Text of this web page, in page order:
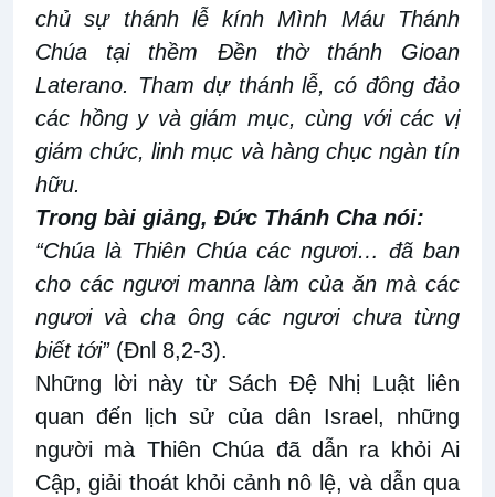
chủ sự thánh lễ kính Mình Máu Thánh
Chúa tại thềm Đền thờ thánh Gioan
Laterano. Tham dự thánh lễ, có đông đảo
các hồng y và giám mục, cùng với các vị
giám chức, linh mục và hàng chục ngàn tín
hữu.
Trong bài giảng, Đức Thánh Cha nói:
“Chúa là Thiên Chúa các ngươi… đã ban
cho các ngươi manna làm của ăn mà các
ngươi và cha ông các ngươi chưa từng
biết tới”(Đnl 8,2-3).
Những lời này từ Sách Đệ Nhị Luật liên
quan đến lịch sử của dân Israel, những
người mà Thiên Chúa đã dẫn ra khỏi Ai
Cập, giải thoát khỏi cảnh nô lệ, và dẫn qua